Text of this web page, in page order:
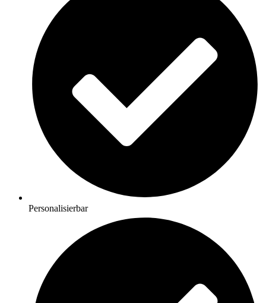
Personalisierbar